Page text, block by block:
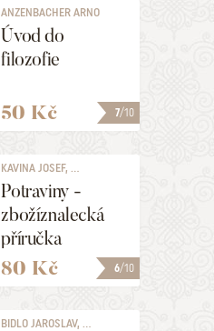
7/10
ANZENBACHER ARNO
Úvod do
filozofie
50 Kč
6/10
KAVINA JOSEF, ...
Potraviny -
zbožíznalecká
příručka
80 Kč
BIDLO JAROSLAV, ...